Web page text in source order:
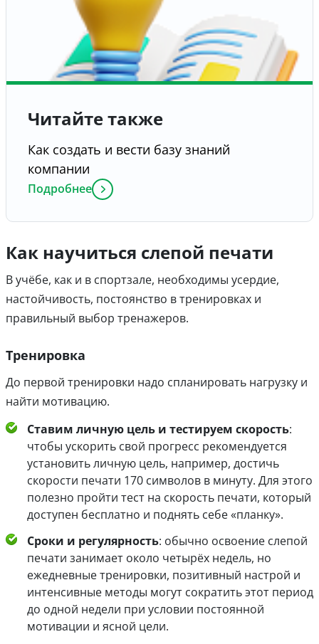
Читайте также
Как создать и вести базу знаний
компании
Подробнее
Как научиться слепой печати
В учёбе, как и в спортзале, необходимы усердие,
настойчивость, постоянство в тренировках и
правильный выбор тренажеров.
Тренировка
До первой тренировки надо спланировать нагрузку и
найти мотивацию.
Ставим личную цель и тестируем скорость:
чтобы ускорить свой прогресс рекомендуется
установить личную цель, например, достичь
скорости печати 170 символов в минуту. Для этого
полезно пройти тест на скорость печати, который
доступен бесплатно и поднять себе «планку».
Сроки и регулярность: обычно освоение слепой
печати занимает около четырёх недель, но
ежедневные тренировки, позитивный настрой и
интенсивные методы могут сократить этот период
до одной недели при условии постоянной
мотивации и ясной цели.